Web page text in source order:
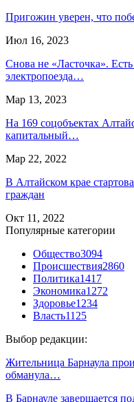
Пригожин уверен, что
Июл 16, 2023
Снова не «Ласточка».
электропоезда…
Мар 13, 2023
На 169 соцобъектах
капитальный…
Мар 22, 2022
В Алтайском крае
граждан
Окт 11, 2022
Популярные категории
Общество3094
Происшествия2860
Политика1417
Экономика1272
Здоровье1234
Власть1125
Выбор редакции:
Жительница Барнаула
обманула…
В Барнауле завершается